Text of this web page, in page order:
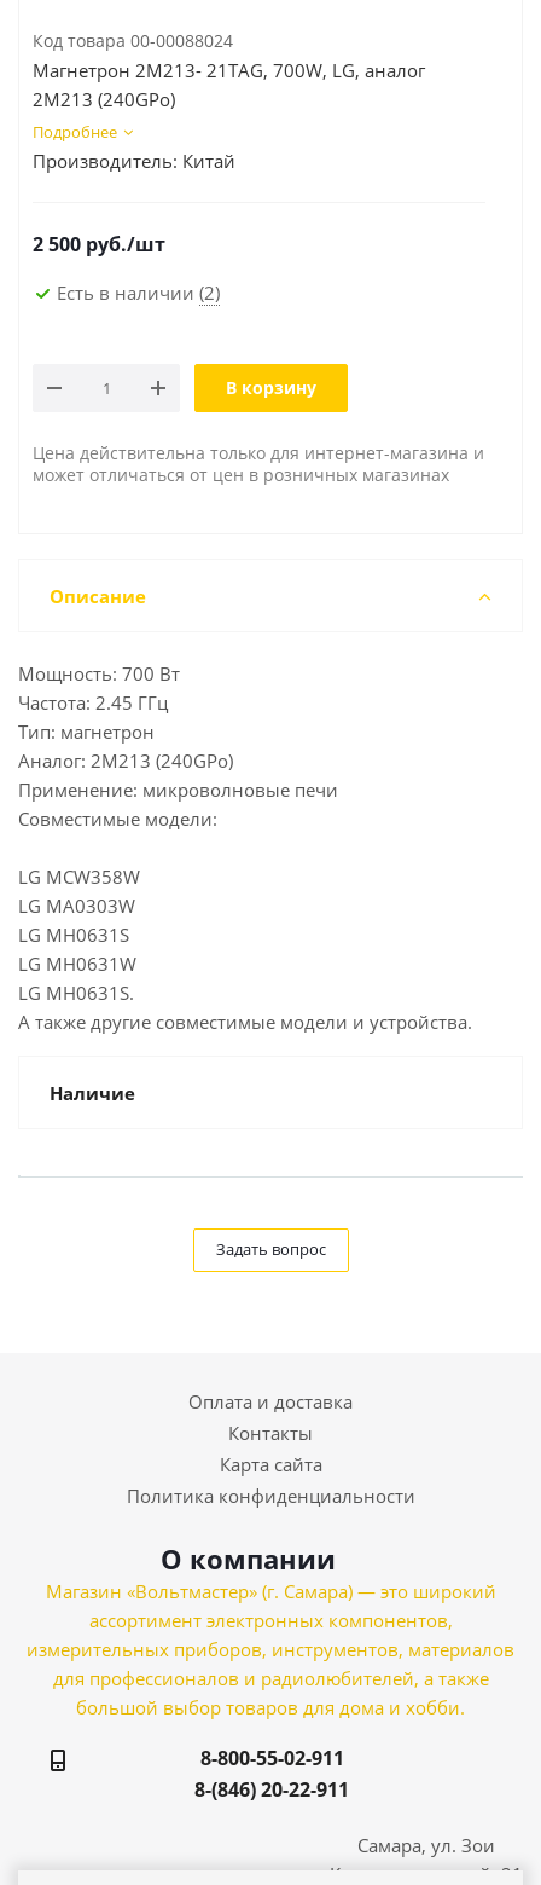
Код товара 00-00088024
Магнетрон 2M213- 21TAG, 700W, LG, аналог
2M213 (240GPo)
Подробнее
Производитель: Китай
2 500 руб./шт
Есть в наличии (2)
В корзину
Цена действительна только для интернет-магазина и
может отличаться от цен в розничных магазинах
Описание
Мощность: 700 Вт
Частота: 2.45 ГГц
Тип: магнетрон
Аналог: 2M213 (240GPo)
Применение: микроволновые печи
Совместимые модели:
LG MCW358W
LG MA0303W
LG MH0631S
LG MH0631W
LG MH0631S.
А также другие совместимые модели и устройства.
Наличие
Задать вопрос
Оплата и доставка
Контакты
Карта сайта
Политика конфиденциальности
О компании
Магазин «Вольтмастер» (г. Самара) — это широкий
ассортимент электронных компонентов,
измерительных приборов, инструментов, материалов
для профессионалов и радиолюбителей, а также
большой выбор товаров для дома и хобби.
8-800-55-02-911
8-(846) 20-22-911
Самара, ул. Зои
Космодемьянской, 21